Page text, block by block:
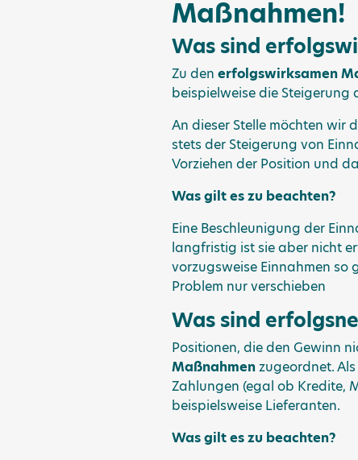
Maßnahmen!
Was sind
Zu den erfolgswirksamen
beispielweise die Steigerung
An dieser Stelle möchten wir
stets der Steigerung von
Vorziehen der Position und
Was gilt es zu beachten?
Eine Beschleunigung der
langfristig ist sie aber nicht
vorzugsweise Einnahmen so
Problem nur verschieben
Was sind
Positionen, die den Gewinn
Maßnahmenzugeordnet.
Zahlungen (egal ob Kredite,
beispielsweise Lieferanten.
Was gilt es zu beachten?